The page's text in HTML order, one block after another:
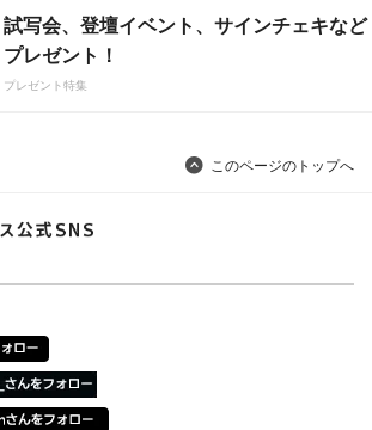
試写会、登壇イベント、サインチェキなど
プレゼント！
プレゼント特集
このページのトップへ